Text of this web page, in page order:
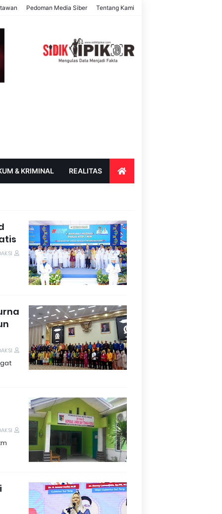
Tentang Kami
Pedoman Media Siber
REALITAS
& KRIMINAL